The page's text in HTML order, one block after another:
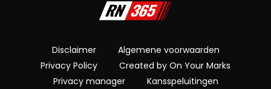
Disclaimer
Algemene voorwaarden
Privacy Policy
Created by On Your Marks
Privacy manager
Kansspeluitingen